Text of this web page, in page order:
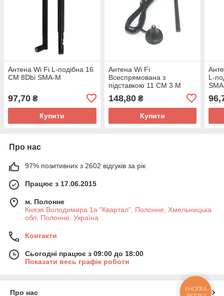
Антена Wi Fi L-подібна 16
СМ 8Dbi SMA-M
97,70 ₴
Купити
Антена Wi Fi
Всеспрямована з
підставкою 11 СМ 3 М
148,80₴
Купити
L-
Про нас
97% позитивних з 2602 відгуків за рік
Працює з 17.06.2015
м. Полонне
Князя Володимира 1а "Квартал", Полонне, Хмельницька
обл, Полонне, Україна
Контакти
Сьогодні працює з 09:00 до 18:00
Показати весь графік роботи
Про нас
КНОПКА